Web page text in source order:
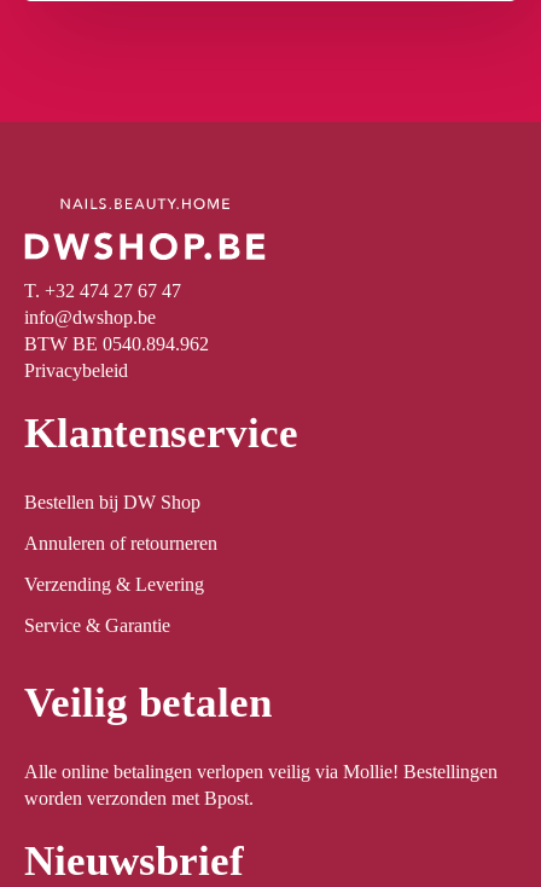
T. +32 474 27 67 47
info@dwshop.be
BTW BE 0540.894.962
Privacybeleid
Klantenservice
Bestellen bij DW Shop
Annuleren of retourneren
Verzending & Levering
Service & Garantie
Veilig betalen
Alle online betalingen verlopen veilig via Mollie! Bestellingen
worden verzonden met Bpost.
Nieuwsbrief